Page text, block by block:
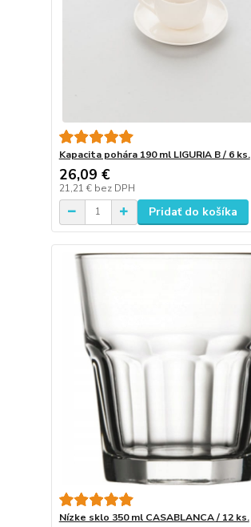
Kapacita pohára 190 ml LIGURIA B / 6 ks.
26,09 €
21,21 € bez DPH
Pridať do košíka
Nízke sklo 350 ml CASABLANCA / 12 ks.